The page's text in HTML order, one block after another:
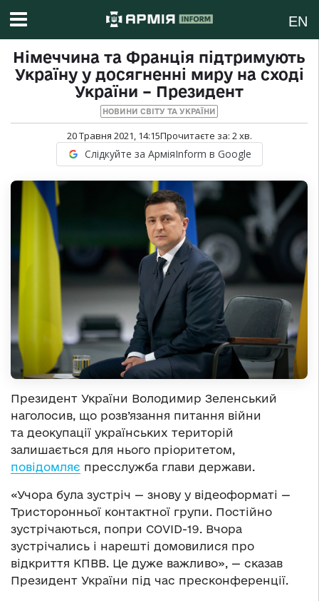
EN
Німеччина та Франція підтримують
Україну у досягненні миру на сході
України – Президент
НОВИНИ СВІТУ ТА УКРАЇНИ
20 Травня 2021, 14:15Прочитаєте за: 2хв.
Слідкуйте за АрміяInform в Google
Президент України Володимир Зеленський
наголосив, що розв’язання питання війни
та деокупації українських територій
залишається для нього пріоритетом,
повідомляє пресслужба глави держави.
«Учора була зустріч — знову у відеоформаті —
Тристоронньої контактної групи. Постійно
зустрічаються, попри COVID-19. Вчора
зустрічались і нарешті домовилися про
відкриття КПВВ. Це дуже важливо», — сказав
Президент України під час пресконференції.